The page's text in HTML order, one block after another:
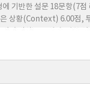
기반한 설문 18문항(7점
은 상황(Context) 6.00
연구 수준 제고와 타 기
영역에서는 역량 향상,
하여, 과 정과 맥락을 포